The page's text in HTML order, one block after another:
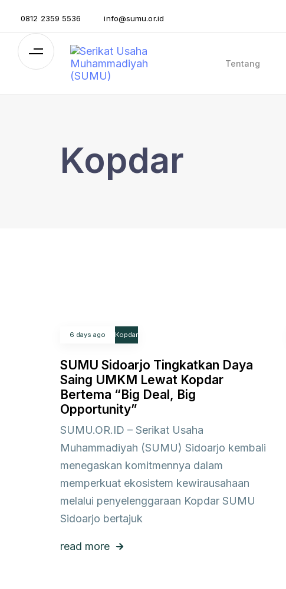
0812 2359 5536 info@sumu.or.id
Tentang
Kopdar
6 days ago Kopdar
SUMU Sidoarjo Tingkatkan Daya
Saing UMKM Lewat Kopdar
Bertema “Big Deal, Big
Opportunity”
SUMU.OR.ID – Serikat Usaha
Muhammadiyah (SUMU) Sidoarjo kembali
menegaskan komitmennya dalam
memperkuat ekosistem kewirausahaan
melalui penyelenggaraan Kopdar SUMU
Sidoarjo bertajuk
read more